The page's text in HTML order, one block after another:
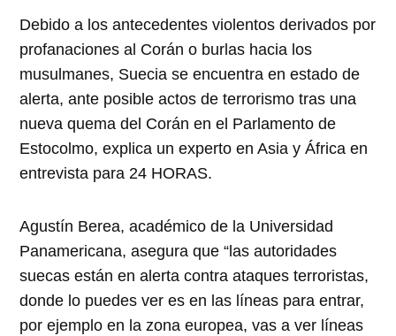
Debido a los antecedentes violentos derivados por
profanaciones al Corán o burlas hacia los
musulmanes, Suecia se encuentra en estado de
alerta, ante posible actos de terrorismo tras una
nueva quema del Corán en el Parlamento de
Estocolmo, explica un experto en Asia y África en
entrevista para 24 HORAS.
Agustín Berea, académico de la Universidad
Panamericana, asegura que “las autoridades
suecas están en alerta contra ataques terroristas,
donde lo puedes ver es en las líneas para entrar,
por ejemplo en la zona europea, vas a ver líneas